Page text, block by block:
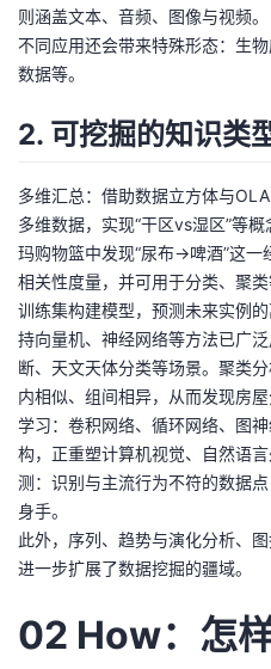
动
关
的
者
学
堂
我
的
课
程
我
的
认
证
我
的
实
我
的
我
Programs
支
持
我
的
技
术
支
持
我
的
云
声
建
则涵盖文本、音频、图像与视频。
不同应用还会带来特殊形态：生
数据等。
2. 可挖掘的知识类
多维汇总：借助数据立方体与
多维数据，实现“干区vs湿区”等
玛购物篮中发现“尿布→啤酒”这
相关性度量，并可用于分类、聚
训练集构建模型，预测未来实例
持向量机、神经网络等方法已广
断、天文天体分类等场景。聚类
内相似、组间相异，从而发现房
学习：卷积网络、循环网络、图
构，正重塑计算机视觉、自然语
测：识别与主流行为不符的数据
身手。
此外，序列、趋势与演化分析、
进一步扩展了数据挖掘的疆域。
02 How：怎样